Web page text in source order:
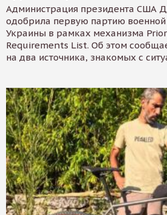
Администрация президента США
одобрила первую партию
Украины в рамках механизма
Requirements List. Об этом
на два источника, знакомых с